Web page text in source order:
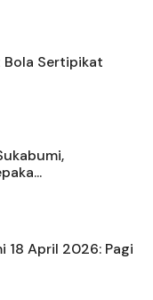
Sertipikat
18 April 2026: Pagi